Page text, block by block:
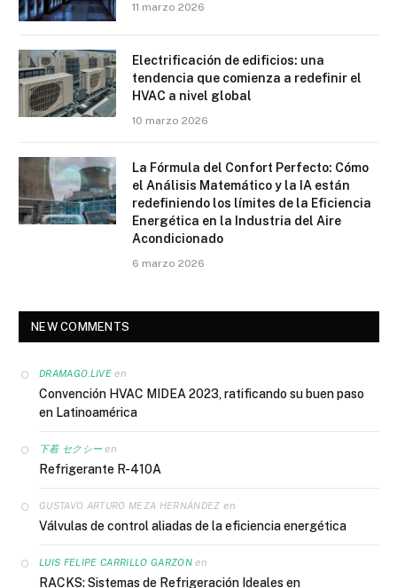
11 marzo 2026
Electrificación de edificios: una
tendencia que comienza a redefinir el
HVAC a nivel global
10 marzo 2026
La Fórmula del Confort Perfecto: Cómo
el Análisis Matemático y la IA están
redefiniendo los límites de la Eficiencia
Energética en la Industria del Aire
Acondicionado
6 marzo 2026
NEW COMMENTS
DRAMAGO.LIVEen
Convención HVAC MIDEA 2023, ratificando su buen paso
en Latinoamérica
下着 セクシー en
Refrigerante R-410A
GUSTAVO ARTURO MEZA HERNÁNDEZ en
Válvulas de control aliadas de la eficiencia energética
LUIS FELIPE CARRILLO GARZONen
RACKS: Sistemas de Refrigeración Ideales en